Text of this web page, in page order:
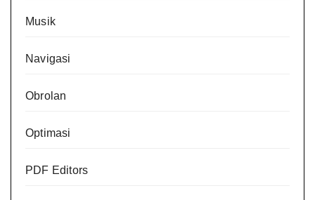
Musik
Navigasi
Obrolan
Optimasi
PDF Editors